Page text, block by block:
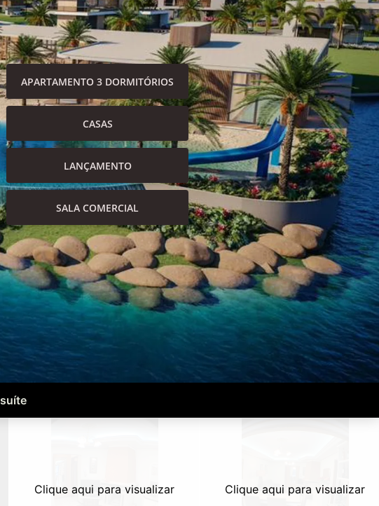
APARTAMENTO 3 DORMITÓRIOS
CASAS
LANÇAMENTO
SALA COMERCIAL
Clique aqui para visualizar Clique aqui para visualizar